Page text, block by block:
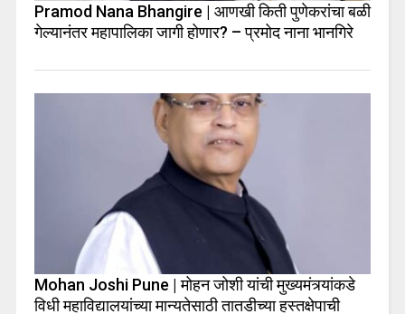
Pramod Nana Bhangire | आणखी किती पुणेकरांचा बळी
गेल्यानंतर महापालिका जागी होणार? – प्रमोद नाना भानगिरे
Mohan Joshi Pune | मोहन जोशी यांची मुख्यमंत्र्यांकडे
विधी महाविद्यालयांच्या मान्यतेसाठी तातडीच्या हस्तक्षेपाची